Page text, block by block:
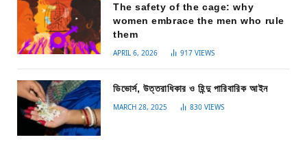
The safety of the cage: why
women embrace the men who rule
them
APRIL 6, 2026 917 VIEWS
ডিভোর্স, উত্তরাধিকার ও হিন্দু পারিবারিক আইন
MARCH 28, 2025 830 VIEWS